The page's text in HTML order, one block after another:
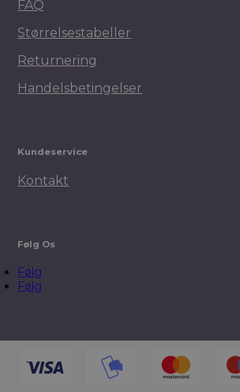
FAQ
Størrelsestabeller
Returnering
Handelsbetingelser
Kundeservice
Kontakt
Følg Os
Følg
Følg